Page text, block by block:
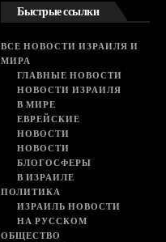
Быстрые ссылки
ВСЕ НОВОСТИ ИЗРАИЛЯ И
МИРА
ГЛАВНЫЕ НОВОСТИ
НОВОСТИ ИЗРАИЛЯ
В МИРЕ
ЕВРЕЙСКИЕ
НОВОСТИ
НОВОСТИ
БЛОГОСФЕРЫ
В ИЗРАИЛЕ
ПОЛИТИКА
ИЗРАИЛЬ НОВОСТИ
НА РУССКОМ
ОБЩЕСТВО